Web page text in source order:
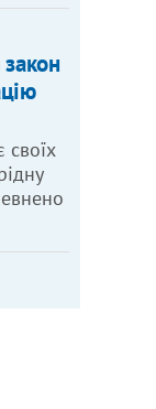
своїх